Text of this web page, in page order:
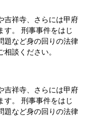
吉祥寺、さらには甲府
す。 刑事事件をはじ
題など身の回りの法律
談ください。
吉祥寺、さらには甲府
す。 刑事事件をはじ
題など身の回りの法律